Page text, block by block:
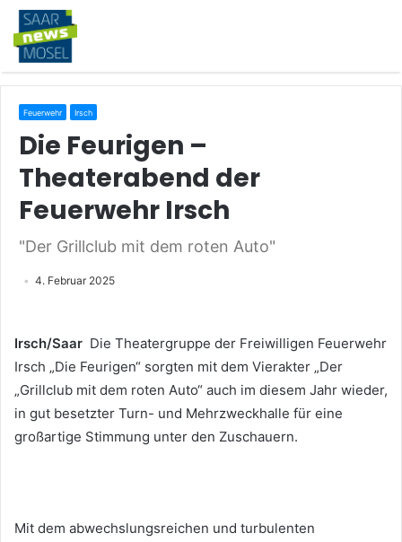
Feuerwehr Irsch
Die Feurigen –
Theaterabend der
Feuerwehr Irsch
"Der Grillclub mit dem roten Auto"
4. Februar 2025
Irsch/Saar Die Theatergruppe der Freiwilligen Feuerwehr
Irsch „Die Feurigen“ sorgten mit dem Vierakter „Der
„Grillclub mit dem roten Auto“ auch im diesem Jahr wieder,
in gut besetzter Turn- und Mehrzweckhalle für eine
großartige Stimmung unter den Zuschauern.
Mit dem abwechslungsreichen und turbulenten